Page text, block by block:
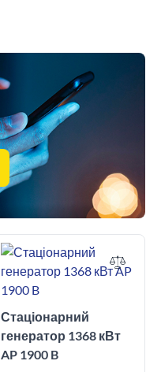
Стаціонарний
генератор 1368 кВт
AP 1900 B